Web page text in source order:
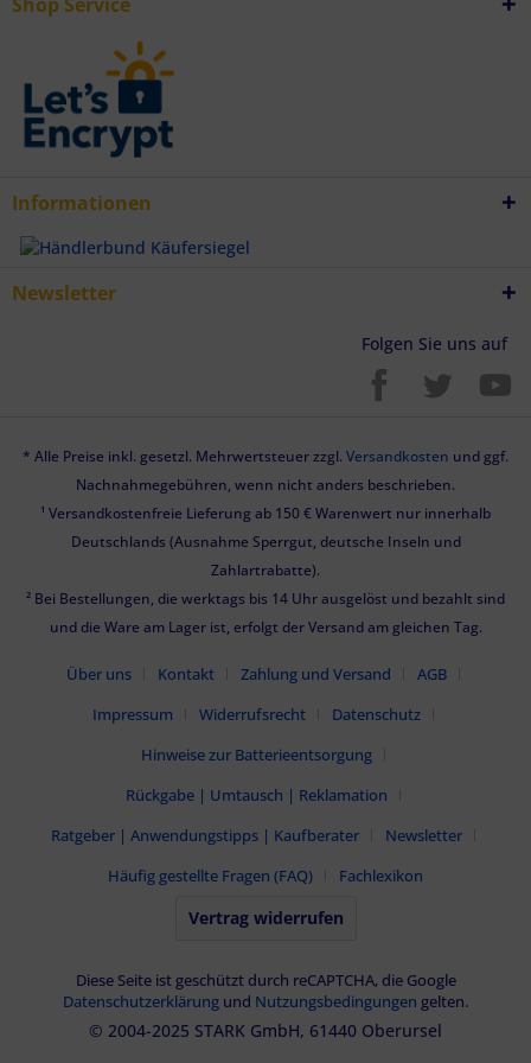
Shop Service
Informationen
Newsletter
Folgen Sie uns auf
* Alle Preise inkl. gesetzl. Mehrwertsteuer zzgl. Versandkosten und ggf.
Nachnahmegebühren, wenn nicht anders beschrieben.
¹ Versandkostenfreie Lieferung ab 150 € Warenwert nur innerhalb
Deutschlands (Ausnahme Sperrgut, deutsche Inseln und
Zahlartrabatte).
² Bei Bestellungen, die werktags bis 14 Uhr ausgelöst und bezahlt sind
und die Ware am Lager ist, erfolgt der Versand am gleichen Tag.
Über uns Kontakt Zahlung und Versand
AGB
Impressum
Widerrufsrecht
Datenschutz
Hinweise zur Batterieentsorgung
Rückgabe | Umtausch | Reklamation
Ratgeber | Anwendungstipps | Kaufberater
Newsletter
Häufig gestellte Fragen (FAQ)
Fachlexikon
Vertrag widerrufen
Diese Seite ist geschützt durch reCAPTCHA, die Google
Datenschutzerklärung und Nutzungsbedingungen gelten.
© 2004-2025 STARK GmbH, 61440 Oberursel